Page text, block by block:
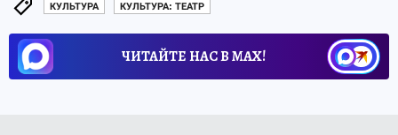
КУЛЬТУРА КУЛЬТУРА: ТЕАТР
ЧИТАЙТЕ НАС В МАХ!